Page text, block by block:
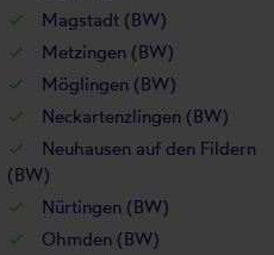
Magstadt (BW)
Metzingen (BW)
Möglingen (BW)
Neckartenzlingen (BW)
Neuhausen auf den Fildern
(BW)
Nürtingen (BW)
Ohmden (BW)